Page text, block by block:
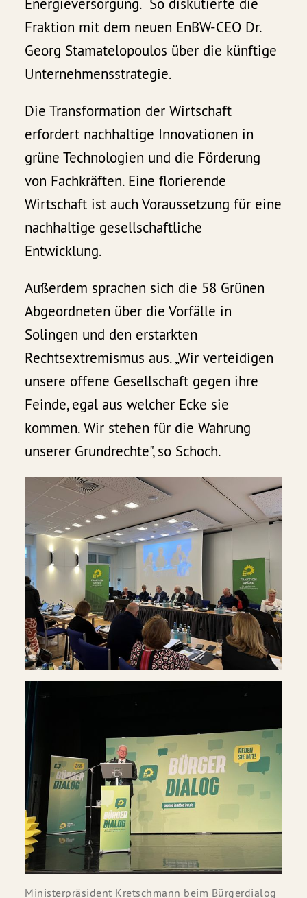
Energieversorgung. So diskutierte die
Fraktion mit dem neuen EnBW-CEO Dr.
Georg Stamatelopoulos über die künftige
Unternehmensstrategie.
Die Transformation der Wirtschaft
erfordert nachhaltige Innovationen in
grüne Technologien und die Förderung
von Fachkräften. Eine florierende
Wirtschaft ist auch Voraussetzung für eine
nachhaltige gesellschaftliche
Entwicklung.
Außerdem sprachen sich die 58 Grünen
Abgeordneten über die Vorfälle in
Solingen und den erstarkten
Rechtsextremismus aus. „Wir verteidigen
unsere offene Gesellschaft gegen ihre
Feinde, egal aus welcher Ecke sie
kommen. Wir stehen für die Wahrung
unserer Grundrechte", so Schoch.
Ministerpräsident Kretschmann beim Bürgerdialog